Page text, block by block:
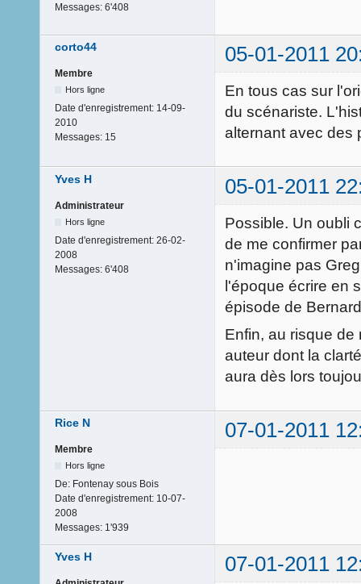
Messages: 6'408
corto44 05-01-2011
Membre
Hors ligne
Date d'enregistrement: 14-09-
2010
Messages: 15
En tous cas sur
du scénariste.
alternant avec des
Yves H 05-01-2011
Administrateur
Hors ligne
Date d'enregistrement: 26-02-
2008
Messages: 6'408
Possible. Un oubli
de me confirmer
n'imagine pas
l'époque écrire en
épisode de
Enfin, au risque de
auteur dont la
aura dès lors
Rice N 07-01-2011
Membre
Hors ligne
De: Fontenay sous Bois
Date d'enregistrement: 10-07-
2008
Messages: 1'939
Yves H 07-01-2011